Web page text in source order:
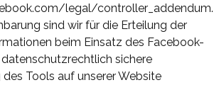
legal/controller_addendum.
sind wir für die Erteilung der
beim Einsatz des Facebook-
sichere
Tools auf unserer Website